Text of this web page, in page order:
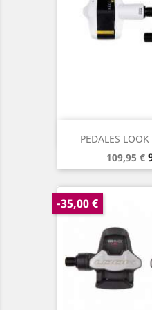
PEDALES
Prix
de
base
109,95 €

-35,00 €